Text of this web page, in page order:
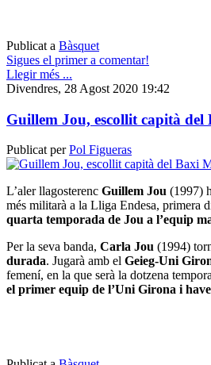
Publicat a Bàsquet
Sigues el primer a comentar!
Llegir més ...
Divendres, 28 Agost 2020 19:42
Guillem Jou, escollit capità
Publicat perPol Figueras
L’aler llagosterenc Guillem Jou (1997)
més militarà a la Lliga Endesa, primera
quarta temporada de Jou a l’equip
Per la seva banda, Carla Jou (1994)
durada. Jugarà amb el Geieg-Uni
femení, en la que serà la dotzena
el primer equip de l’Uni Girona i